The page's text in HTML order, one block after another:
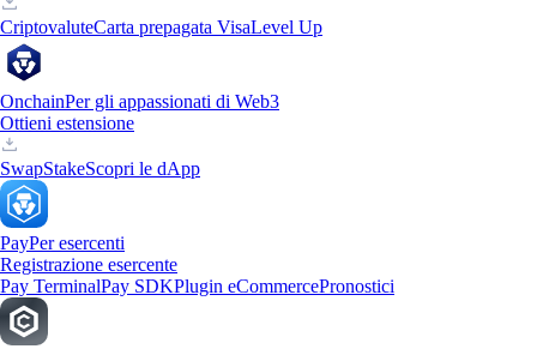
CriptovaluteCarta prepagata VisaLevel Up
OnchainPer gli appassionati di Web3
Ottieni estensione
SwapStakeScopri le dApp
PayPer esercenti
Registrazione esercente
Pay TerminalPay SDKPlugin eCommercePronostici